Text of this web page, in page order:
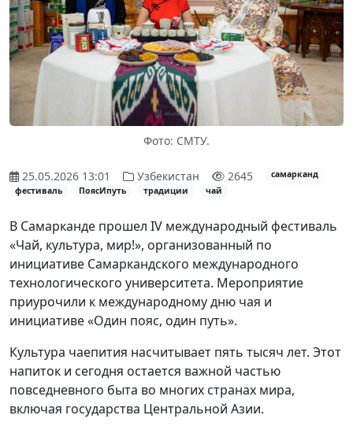
Фото: СМТУ.
25.05.2026 13:01 Узбекистан 2645
самарканд
фестиваль
ПоясИпуть традиции чай
В Самарканде прошел IV международный фестиваль
«Чай, культура, мир!», организованный по
инициативе Самаркандского международного
технологического университета. Мероприятие
приурочили к международному дню чая и
инициативе «Один пояс, один путь».
Культура чаепития насчитывает пять тысяч лет. Этот
напиток и сегодня остается важной частью
повседневного быта во многих странах мира,
включая государства Центральной Азии.